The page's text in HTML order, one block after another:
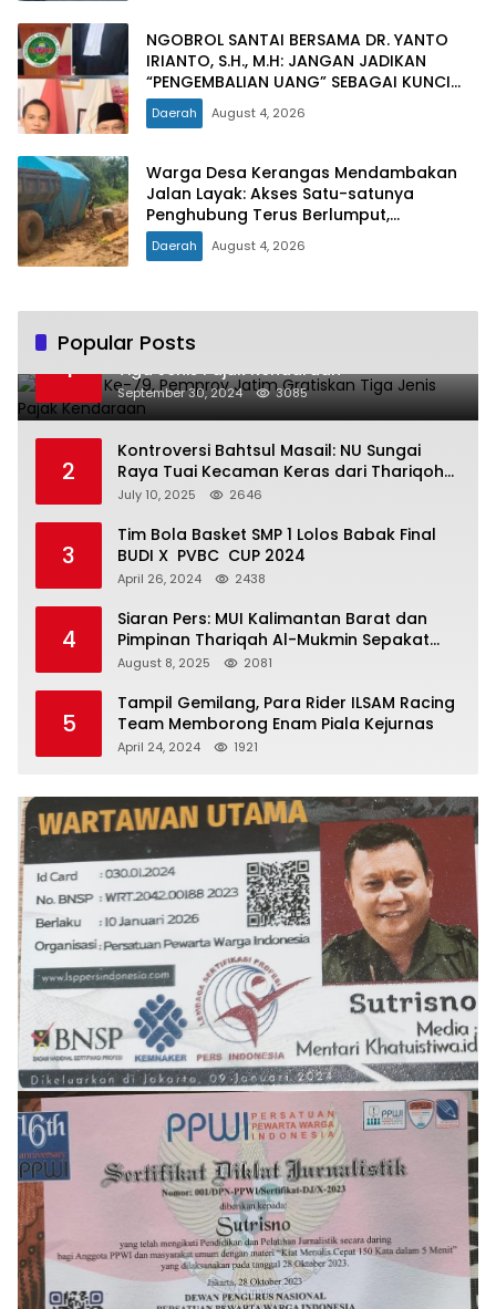
NGOBROL SANTAI BERSAMA DR. YANTO
IRIANTO, S.H., M.H: JANGAN JADIKAN
“PENGEMBALIAN UANG” SEBAGAI KUNCI
PINTU KELUAR DARI JERATAN HUKUM
PIDANA KORUPSI
Daerah August 4, 2026
Warga Desa Kerangas Mendambakan
Jalan Layak: Akses Satu-satunya
Penghubung Terus Berlumput,
Menghambat Ekonomi dan Pelayanan
Kesehatan
Daerah August 4, 2026
Popular Posts
1
Hari Jadi Ke-79, Pemprov Jatim Gratiskan
Tiga Jenis Pajak Kendaraan
September 30, 2024 3085
2
Kontroversi Bahtsul Masail: NU Sungai
Raya Tuai Kecaman Keras dari Thariqoh
Al Mu’min
July 10, 2025 2646
3
Tim Bola Basket SMP 1 Lolos Babak Final
BUDI X PVBC CUP 2024
April 26, 2024 2438
4
Siaran Pers: MUI Kalimantan Barat dan
Pimpinan Thariqah Al-Mukmin Sepakat
Jaga Umat
August 8, 2025 2081
5
Tampil Gemilang, Para Rider ILSAM Racing
Team Memborong Enam Piala Kejurnas
April 24, 2024 1921